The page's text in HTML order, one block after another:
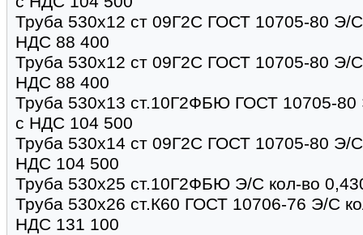
Труба 530х12 ст 09Г2С ГОСТ 10705-80 Э/
НДС 88 400
Труба 530х12 ст 09Г2С ГОСТ 10705-80 Э/
НДС 88 400
Труба 530х13 ст.10Г2ФБЮ ГОСТ 10705-80
с НДС 104 500
Труба 530х14 ст 09Г2С ГОСТ 10705-80 Э/
НДС 104 500
Труба 530х25 ст.10Г2ФБЮ Э/С кол-во
Труба 530х26 ст.К60 ГОСТ 10706-76 Э/С
НДС 131 100